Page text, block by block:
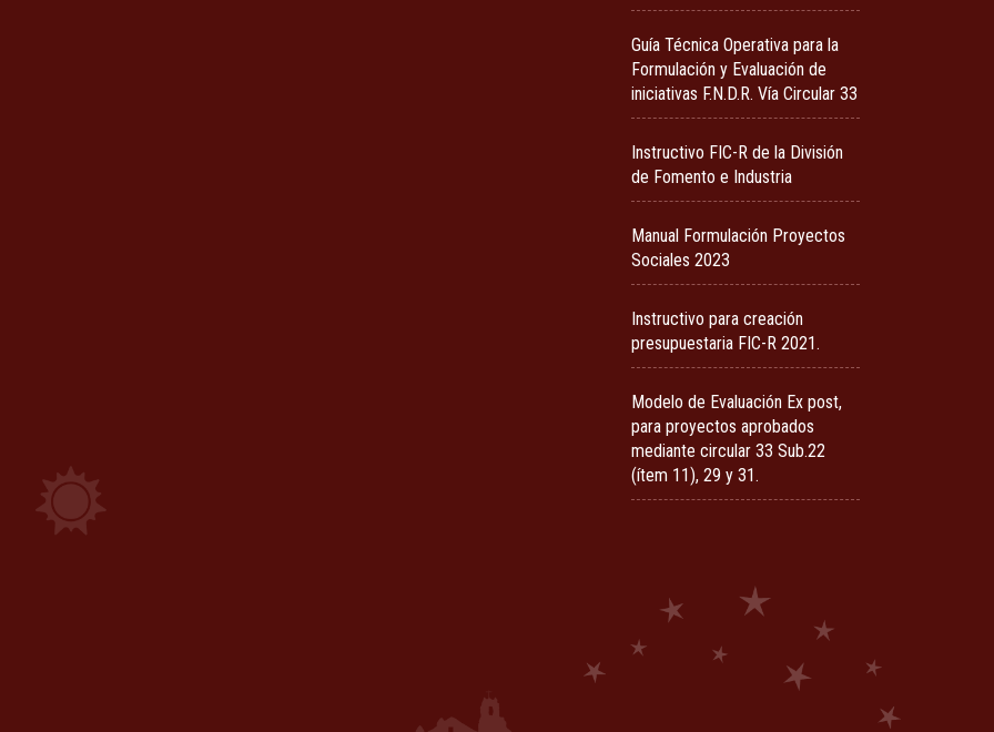
Guía Técnica Operativa para la
Formulación y Evaluación de
iniciativas F.N.D.R. Vía Circular 33
Instructivo FIC-R de la División
de Fomento e Industria
Manual Formulación Proyectos
Sociales 2023
Instructivo para creación
presupuestaria FIC-R 2021.
Modelo de Evaluación Ex post,
para proyectos aprobados
mediante circular 33 Sub.22
(ítem 11), 29 y 31.